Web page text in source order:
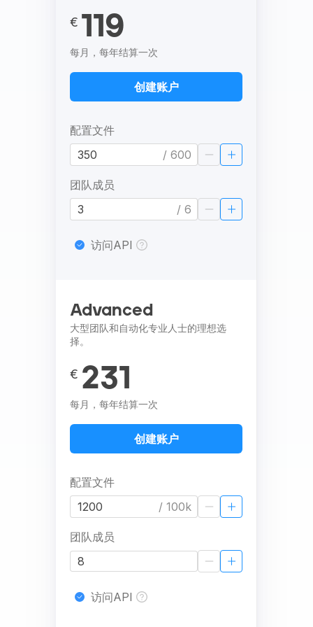
€ 119
每月，每年结算一次
创建账户
配置文件
/ 600
团队成员
/ 6
访问API
Advanced
大型团队和自动化专业人士的理想选
择。
€ 231
每月，每年结算一次
创建账户
配置文件
/ 100k
团队成员
访问API